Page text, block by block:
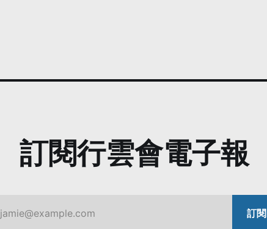
訂閱行雲會電子報
jamie@example.com 訂閱